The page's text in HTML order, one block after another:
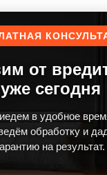
от
уже сегодня
в удобное
обработку и
на результат.